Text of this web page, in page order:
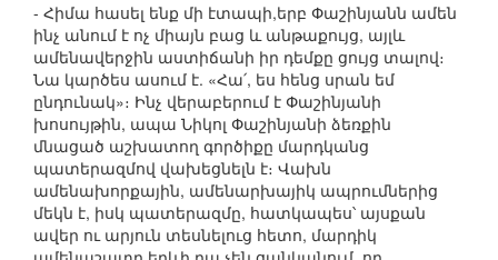
- Հիմա հասել ենք մի էտապի,երբ Փաշինյանն ամեն
ինչ անում է ոչ միայն բաց և անթաքույց, այլև
ամենավերջին աստիճանի իր դեմքը ցույց տալով։
Նա կարծես ասում է. «Հա՛, ես հենց սրան եմ
ընդունակ»։ Ինչ վերաբերում է Փաշինյանի
խոսույթին, ապա Նիկոլ Փաշինյանի ձեռքին
մնացած աշխատող գործիքը մարդկանց
պատերազմով վախեցնելն է։ Վախն
ամենախորքային, ամենարխայիկ ապրումներից
մեկն է, իսկ պատերազմը, հատկապես՝ այսքան
ավեր ու արյուն տեսնելուց հետո, մարդիկ